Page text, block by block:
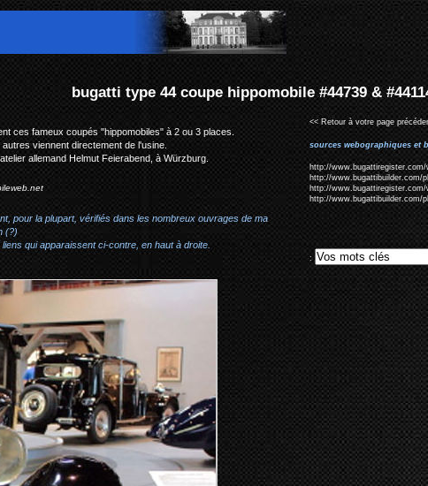
hippomobile #44739 & #441141
ces fameux coupés "hippomobiles" à 2 ou 3 places.
viennent directement de l'usine.
allemand Helmut Feierabend, à Würzburg.
pour la plupart, vérifiés dans les nombreux ouvrages de ma
(?)
qui apparaissent ci-contre, en haut à droite.
<< Retour à votre page
sources webographiques et
http://
http://www.bugattibuilder.com/
http://www.bugattiregister.com/
http://www.bugattibuilder.com/
: